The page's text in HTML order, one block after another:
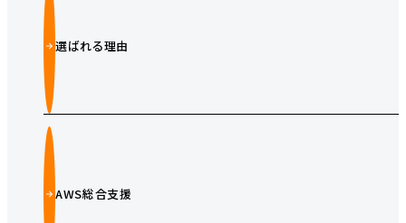
選ばれる理由
AWS総合支援